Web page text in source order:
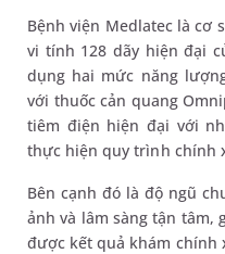
Bệnh viện Medlatec là cơ
vi tính 128 dãy hiện đại
dụng hai mức năng
với thuốc cản quang
tiêm điện hiện đại với
thực hiện quy trình chính
Bên cạnh đó là độ ngũ
ảnh và lâm sàng tận tâm,
được kết quả khám chính